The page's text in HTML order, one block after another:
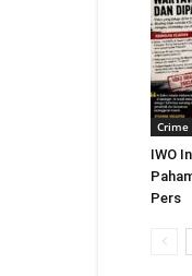
Crime
IWO
Pers